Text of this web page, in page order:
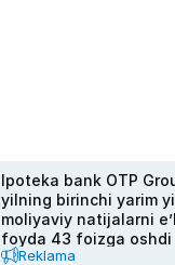
Ipoteka bank OTP
yilning birinchi yarim
moliyaviy natijalarni
foyda 43 foizga oshdi
Reklama